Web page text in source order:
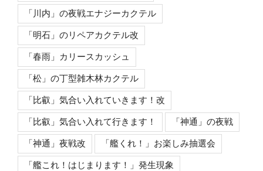
「川内」の夜戦エナジーカクテル
「明石」のリペアカクテル改
「春雨」カリースカッシュ
「松」の丁型雑木林カクテル
「比叡」気合い入れていきます！改
「比叡」気合い入れて行きます！ 「神通」の夜戦
「神通」夜戦改 「艦くれ！」お楽しみ抽選会
「艦これ！はじまります！」発生現象